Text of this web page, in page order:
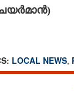
LOCAL NEWS,